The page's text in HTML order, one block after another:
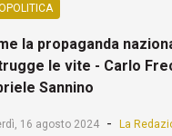
la propaganda
le vite - Carlo
Sannino
16 agosto 2024 - La